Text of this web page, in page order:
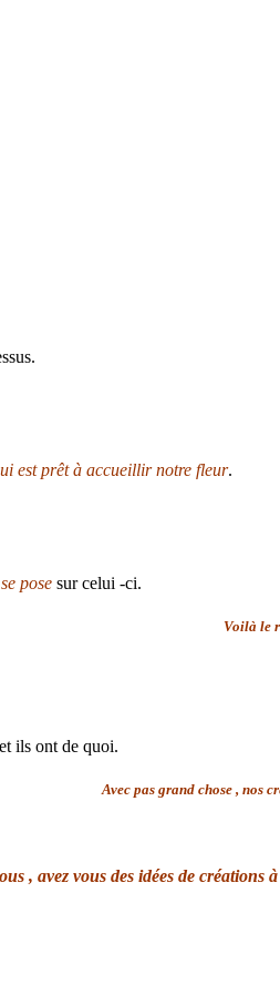
est prêt à accueillir notre fleur.
pose sur celui -ci.
Voilà le
ils ont de quoi.
Avec pas grand chose , nos
, avez vous des idées de